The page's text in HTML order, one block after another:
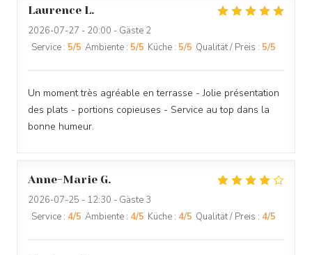
Laurence L
2026-07-27 - 20:00 - Gäste 2
Service : 5/5 Ambiente : 5/5 Küche : 5/5 Qualität / Preis : 5/5
Un moment très agréable en terrasse - Jolie présentation
des plats - portions copieuses - Service au top dans la
bonne humeur.
Anne-Marie G
2026-07-25 - 12:30 - Gäste 3
Service : 4/5 Ambiente : 4/5 Küche : 4/5 Qualität / Preis : 4/5